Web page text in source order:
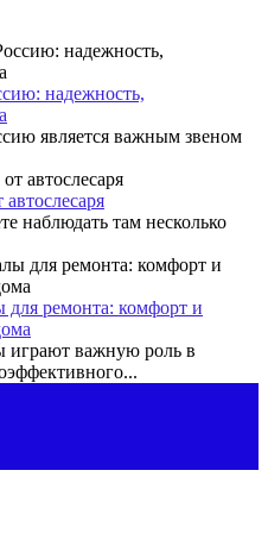
надежность,
является важным звеном
наблюдать там несколько
для ремонта: комфорт и
играют важную роль в